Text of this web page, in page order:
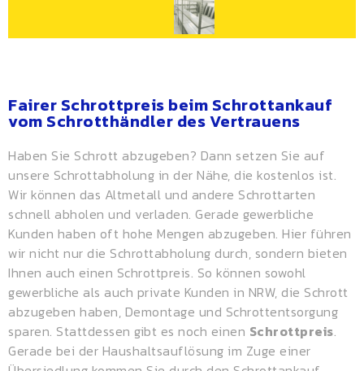
Fairer Schrottpreis beim Schrottankauf
vom Schrotthändler des Vertrauens
Haben Sie Schrott abzugeben? Dann setzen Sie auf
unsere Schrottabholung in der Nähe, die kostenlos ist.
Wir können das Altmetall und andere Schrottarten
schnell abholen und verladen. Gerade gewerbliche
Kunden haben oft hohe Mengen abzugeben. Hier führen
wir nicht nur die Schrottabholung durch, sondern bieten
Ihnen auch einen Schrottpreis. So können sowohl
gewerbliche als auch private Kunden in NRW, die Schrott
abzugeben haben, Demontage und Schrottentsorgung
sparen. Stattdessen gibt es noch einen Schrottpreis.
Gerade bei der Haushaltsauflösung im Zuge einer